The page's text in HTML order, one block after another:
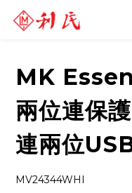
MK
兩位連保
連兩位
MV24344WHI